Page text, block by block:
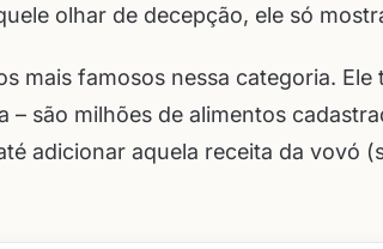
olhar de decepção, ele só
mais famosos nessa categoria.
– são milhões de alimentos
adicionar aquela receita da vovó